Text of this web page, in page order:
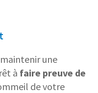
une
à faire preuve de
de votre